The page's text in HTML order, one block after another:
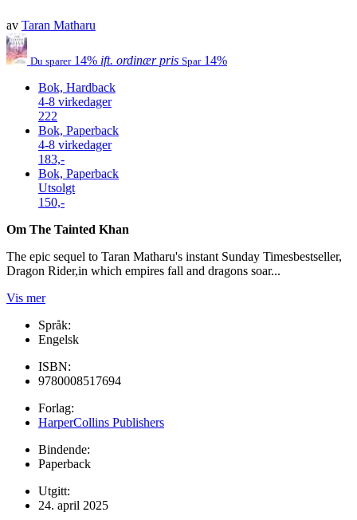
av Taran Matharu
Du sparer 14% ift. ordinær pris Spar 14%
Bok, Hardback
4-8 virkedager
222
Bok, Paperback
4-8 virkedager
183,-
Bok, Paperback
Utsolgt
150,-
Om The Tainted Khan
The epic sequel to Taran Matharu's instant Sunday Timesbestseller,
Dragon Rider,in which empires fall and dragons soar...
Vis mer
Språk:
Engelsk
ISBN:
9780008517694
Forlag:
HarperCollins Publishers
Bindende:
Paperback
Utgitt:
24. april 2025